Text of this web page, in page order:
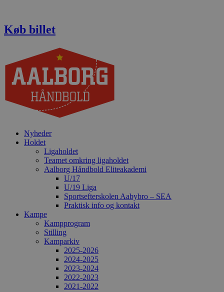
indhold
Køb billet
Nyheder
Holdet
Ligaholdet
Teamet omkring ligaholdet
Aalborg Håndbold Eliteakademi
U/17
U/19 Liga
Sportsefterskolen Aabybro – SEA
Praktisk info og kontakt
Kampe
Kampprogram
Stilling
Kamparkiv
2025-2026
2024-2025
2023-2024
2022-2023
2021-2022